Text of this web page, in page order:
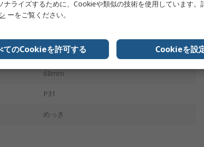
取り付けアクセサリ
25mm
68mm
P31
めっき
ナライズするために、Cookieや類似の技術を使用しています。
ーをご覧ください。
てのCookieを許可する Cookieを設